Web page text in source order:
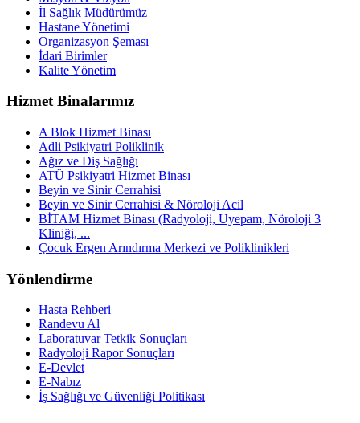
İl Sağlık Müdürümüz
Hastane Yönetimi
Organizasyon Şeması
İdari Birimler
Kalite Yönetim
Hizmet Binalarımız
A Blok Hizmet Binası
Adli Psikiyatri Poliklinik
Ağız ve Diş Sağlığı
ATÜ Psikiyatri Hizmet Binası
Beyin ve Sinir Cerrahisi
Beyin ve Sinir Cerrahisi & Nöroloji Acil
BİTAM Hizmet Binası (Radyoloji, Uyepam, Nöroloji 3
Kliniği, ...
Çocuk Ergen Arındırma Merkezi ve Poliklinikleri
Yönlendirme
Hasta Rehberi
Randevu Al
Laboratuvar Tetkik Sonuçları
Radyoloji Rapor Sonuçları
E-Devlet
E-Nabız
İş Sağlığı ve Güvenliği Politikası